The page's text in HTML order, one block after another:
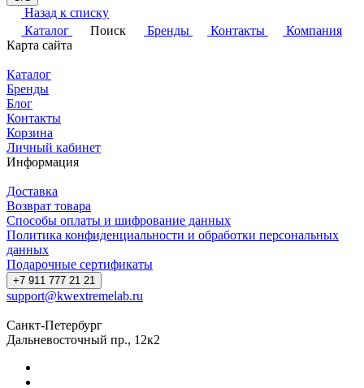
Назад к списку
Каталог
Поиск Бренды Контакты
Компания
Карта сайта
Каталог
Бренды
Блог
Контакты
Корзина
Личный кабинет
Информация
Доставка
Возврат товара
Способы оплаты и шифрование данных
Политика конфиденциальности и обработки персональных
данных
Подарочные сертификаты
+7 911 777 21 21
support@kwextremelab.ru
Санкт-Петербург
Дальневосточный пр., 12к2